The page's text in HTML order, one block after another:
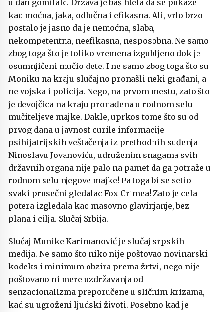
u dan gomilale. Država je baš htela da se pokaže
kao moćna, jaka, odlučna i efikasna. Ali, vrlo brzo
postalo je jasno da je nemoćna, slaba,
nekompetentna, neefikasna, nesposobna. Ne samo
zbog toga što je toliko vremena izgubljeno dok je
osumnjičeni mučio dete. I ne samo zbog toga što su
Moniku na kraju slučajno pronašli neki građani, a
ne vojska i policija. Nego, na prvom mestu, zato što
je devojčica na kraju pronađena u rodnom selu
mučiteljeve majke. Dakle, uprkos tome što su od
prvog dana u javnost curile informacije
psihijatrijskih veštačenja iz prethodnih suđenja
Ninoslavu Jovanoviću, udruženim snagama svih
državnih organa nije palo na pamet da ga potraže u
rodnom selu njegove majke! Pa toga bi se setio
svaki prosečni gledalac Fox Crimea! Zato je cela
potera izgledala kao masovno glavinjanje, bez
plana i cilja. Slučaj Srbija.
Slučaj Monike Karimanović je slučaj srpskih
medija. Ne samo što niko nije poštovao novinarski
kodeks i minimum obzira prema žrtvi, nego nije
poštovano ni mere uzdržavanja od
senzacionalizma preporučene u sličnim krizama,
kad su ugroženi ljudski životi. Posebno kad je